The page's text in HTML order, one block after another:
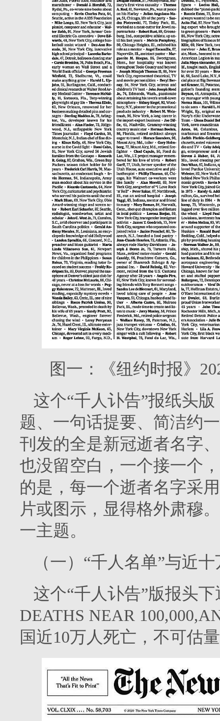
图一：《纽约时报》
这个“千人讣告”报纸头
题、一句话提要、简洁约
刊发的全是新冠逝者名字
也没留空白，一个接一个
的是，每一个逝者名字采
片或图示，显得格外肃穆
一主题。
（一）“千人名单”与近
这个“千人讣告”版报头
DEATHS NEAR
国近10万人死亡，不可估